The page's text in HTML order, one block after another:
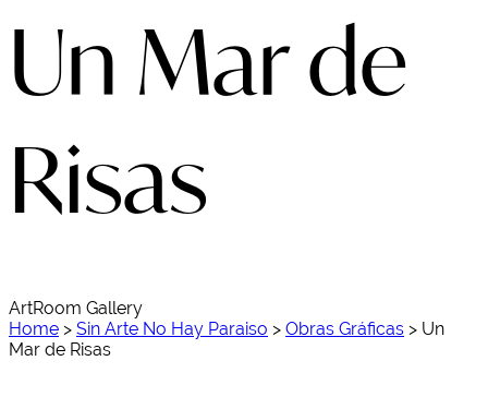
Un Mar de
Risas
ArtRoom Gallery
Home > Sin Arte No Hay Paraiso > Obras Gráficas > Un
Mar de Risas